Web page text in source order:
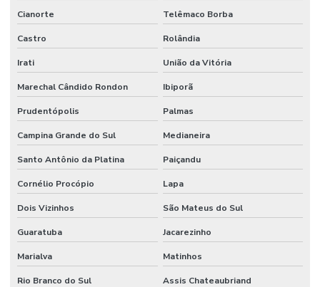
Laudo de vistoria de imóvel residencial
Laudo de vistoria de imóvel para venda
Laudo de vistoria de obra
Laudo de vistoria de obra inacabada
Laudo de vistoria de reforma
Laudo de vistoria residencial
Laudo de vistoria técnica
Laudo de vistoria técnica predial
Laudo de vistoria técnica residencial
Laudos periciais de engenharia civil
Cianorte Telêmaco Borba
Castro Rolândia
Irati União da Vitória
Marechal Cândido Rondon Ibiporã
Prudentópolis Palmas
Campina Grande do Sul Medianeira
Santo Antônio da Platina Paiçandu
Cornélio Procópio Lapa
Dois Vizinhos São Mateus do Sul
Guaratuba Jacarezinho
Marialva Matinhos
Rio Branco do Sul Assis Chateaubriand